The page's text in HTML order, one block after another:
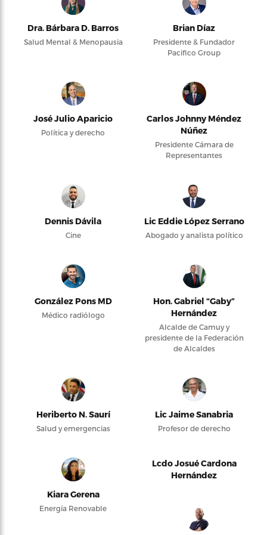
Dra. Bárbara D. Barros
Salud Mental & Menopausia
Brian Díaz
Presidente & Fundador
Pacifico Group
José Julio Aparicio
Política y derecho
Carlos Johnny Méndez
Núñez
Presidente Cámara de
Representantes
Dennis Dávila
Cine
Lic Eddie López Serrano
Abogado y analista político
González Pons MD
Médico radiólogo
Hon. Gabriel “Gaby”
Hernández
Alcalde de Camuy y
presidente de la Federación
de Alcaldes
Heriberto N. Saurí
Salud y emergencias
Lic Jaime Sanabria
Profesor de derecho
Kiara Gerena
Energía Renovable
Lcdo Josué Cardona
Hernández